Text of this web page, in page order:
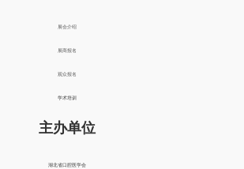
展会介绍
展商报名
观众报名
学术培训
主办单位
湖北省口腔医学会